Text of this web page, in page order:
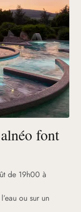
font
de 19h00 à
ou sur un